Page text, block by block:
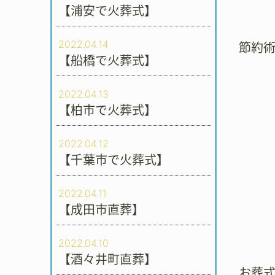
【浦安で火葬式】
2022.04.14
【船橋で火葬式】
2022.04.13
【柏市で火葬式】
2022.04.12
【千葉市で火葬式】
2022.04.11
【成田市直葬】
2022.04.10
【酒々井町直葬】
節約術